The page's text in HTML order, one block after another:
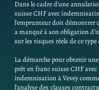
Dans le cadre d'une
suisse CHF avec
l'emprunteur doit démontrer
a manqué à son obligation
sur les risques réels de ce type
La démarche pour obtenir
prêt en franc suisse CHF avec
indemnisation à Vevey
l'analyse des clauses